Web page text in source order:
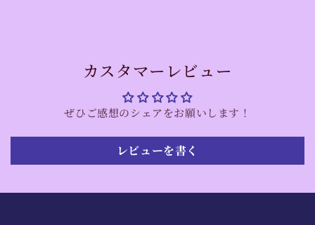
カスタマーレビュー
ぜひご感想のシェアをお願いします！
レビューを書く